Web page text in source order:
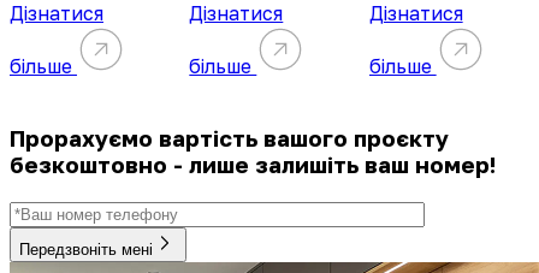
Дізнатися
більше
Дізнатися
більше
Дізнатися
більше
Прорахуємо вартість вашого проєкту
безкоштовно - лише залишіть ваш номер!
Передзвоніть мені